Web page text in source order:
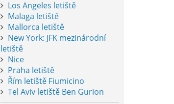
Los Angeles letiště
Malaga letiště
Mallorca letiště
New York: JFK mezinárodní
letiště
Nice
Praha letiště
Řím letiště Fiumicino
Tel Aviv letiště Ben Gurion